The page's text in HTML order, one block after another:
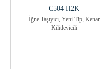
C504 H2K
İğne Taşıyıcı, Yeni Tip, Kenar
Kilitleyicili